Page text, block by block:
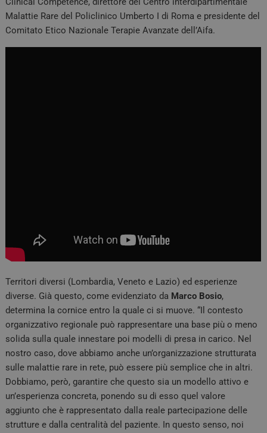
Malattie Rare del Policlinico Umberto I di Roma e presidente del
Comitato Etico Nazionale Terapie Avanzate dell’Aifa.
Territori diversi (Lombardia, Veneto e Lazio) ed esperienze
diverse. Già questo, come evidenziato da Marco Bosio,
determina la cornice entro la quale ci si muove. “Il contesto
organizzativo regionale può rappresentare una base più o meno
solida sulla quale innestare poi modelli di presa in carico. Nel
nostro caso, dove abbiamo anche un’organizzazione strutturata
sulle malattie rare in rete, può essere più semplice che in altri.
Dobbiamo, però, garantire che questo sia un modello attivo e
un’esperienza concreta, ponendo su di esso quel valore
aggiunto che è rappresentato dalla reale partecipazione delle
strutture e dalla centralità del paziente. In questo senso, noi